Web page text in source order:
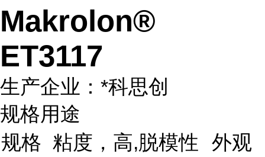
Makrolon®
ET3117
生产企业：*科思创
规格用途
规格 粘度，高,脱模性
外观